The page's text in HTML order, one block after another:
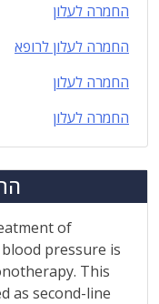
החמרה לעלון
החמרה לעלון לרופא
החמרה לעלון
החמרה לעלון
of
pressure is
This
as second-line